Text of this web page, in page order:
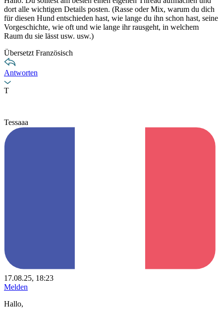
dort alle wichtigen Details posten. (Rasse oder Mix, warum du dich
für diesen Hund entschieden hast, wie lange du ihn schon hast, seine
Vorgeschichte, wie oft und wie lange ihr rausgeht, in welchem
Raum du sie lässt usw. usw.)
Übersetzt Französisch
Antworten
T
Tessaaa
17.08.25, 18:23
Melden
Hallo,